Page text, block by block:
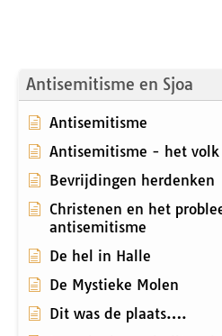
Antisemitisme en Sjoa
Antisemitisme
Antisemitisme - het volk
Bevrijdingen herdenken
Christenen en het
antisemitisme
De hel in Halle
De Mystieke Molen
Dit was de plaats….